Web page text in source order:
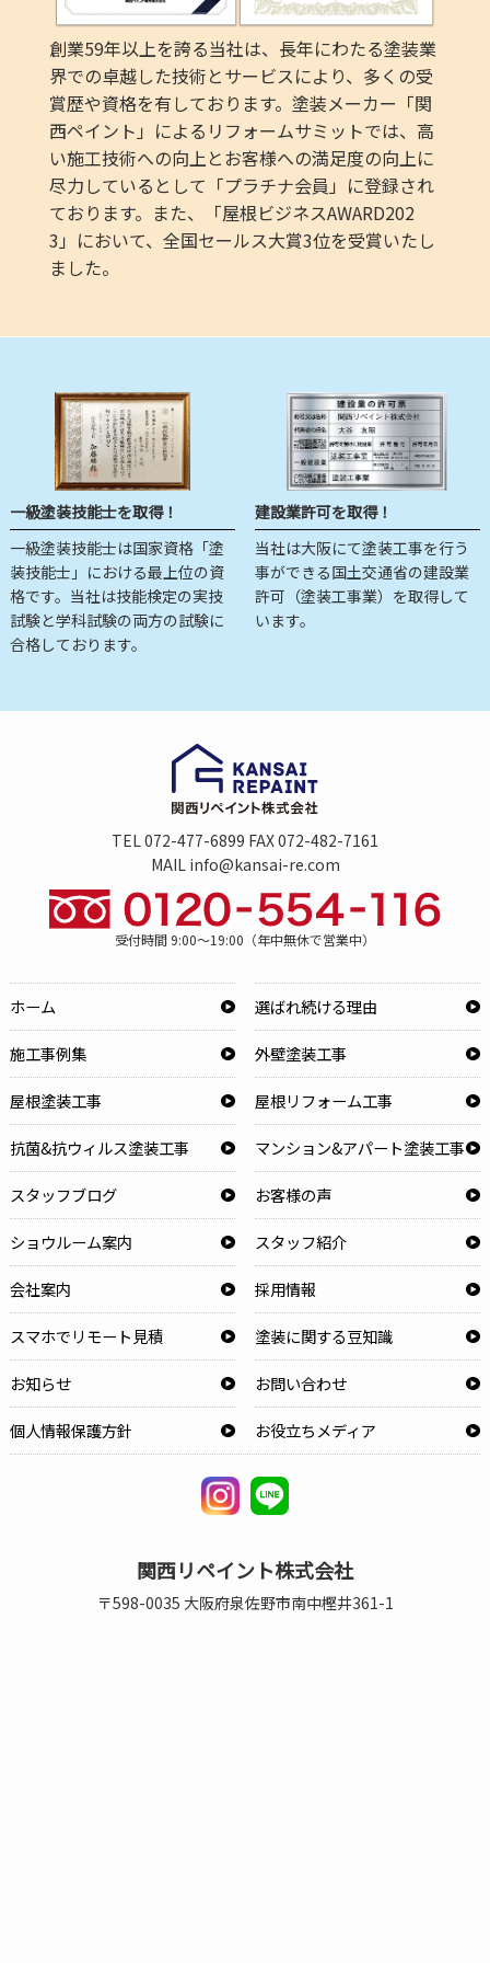
創業59年以上を誇る当社は、長年にわたる塗装業
界での卓越した技術とサービスにより、多くの受
賞歴や資格を有しております。塗装メーカー「関
西ペイント」によるリフォームサミットでは、高
い施工技術への向上とお客様への満足度の向上に
尽力しているとして「プラチナ会員」に登録され
ております。また、「屋根ビジネスAWARD202
3」において、全国セールス大賞3位を受賞いたし
ました。
一級塗装技能士を取得！
一級塗装技能士は国家資格「塗
装技能士」における最上位の資
格です。当社は技能検定の実技
試験と学科試験の両方の試験に
合格しております。
建設業許可を取得！
当社は大阪にて塗装工事を行う
事ができる国土交通省の建設業
許可（塗装工事業）を取得して
います。
TEL 072-477-6899 FAX 072-482-7161
MAIL info@kansai-re.com
受付時間 9:00～19:00（年中無休で営業中）
ホーム 選ばれ続ける理由
施工事例集 外壁塗装工事
屋根塗装工事 屋根リフォーム工事
抗菌&抗ウィルス塗装工事 マンション&アパート塗装工事
スタッフブログ お客様の声
ショウルーム案内 スタッフ紹介
会社案内 採用情報
スマホでリモート見積 塗装に関する豆知識
お知らせ お問い合わせ
個人情報保護方針 お役立ちメディア
関西リペイント株式会社
〒598-0035 大阪府泉佐野市南中樫井361-1